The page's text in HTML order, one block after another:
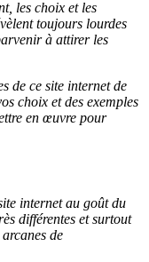
les choix et les
toujours lourdes
à attirer les
de ce site internet de
choix et des exemples
en œuvre pour
internet au goût du
différentes et surtout
de